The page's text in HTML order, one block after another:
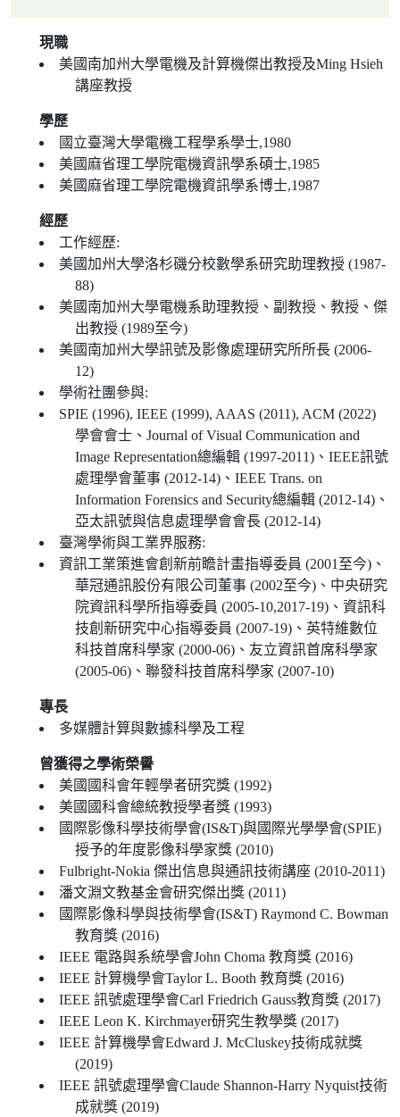
現職
美國南加州大學電機及計算機傑出教授及Ming Hsieh
講座教授
學歷
國立臺灣大學電機工程學系學士,1980
美國麻省理工學院電機資訊學系碩士,1985
美國麻省理工學院電機資訊學系博士,1987
經歷
工作經歷:
美國加州大學洛杉磯分校數學系研究助理教授 (1987-
88)
美國南加州大學電機系助理教授、副教授、教授、傑
出教授 (1989至今)
美國南加州大學訊號及影像處理研究所所長 (2006-
12)
學術社團參與:
SPIE (1996), IEEE (1999), AAAS (2011), ACM (2022)
學會會士、Journal of Visual Communication and
Image Representation總編輯 (1997-2011)、IEEE訊號
處理學會董事 (2012-14)、IEEE Trans. on
Information Forensics and Security總編輯 (2012-14)、
亞太訊號與信息處理學會會長 (2012-14)
臺灣學術與工業界服務:
資訊工業策進會創新前瞻計畫指導委員 (2001至今)、
華冠通訊股份有限公司董事 (2002至今)、中央研究
院資訊科學所指導委員 (2005-10,2017-19)、資訊科
技創新研究中心指導委員 (2007-19)、英特維數位
科技首席科學家 (2000-06)、友立資訊首席科學家
(2005-06)、聯發科技首席科學家 (2007-10)
專長
多媒體計算與數據科學及工程
曾獲得之學術榮譽
美國國科會年輕學者研究獎 (1992)
美國國科會總統教授學者獎 (1993)
國際影像科學技術學會(IS&T)與國際光學學會(SPIE)
授予的年度影像科學家獎 (2010)
Fulbright-Nokia 傑出信息與通訊技術講座 (2010-2011)
潘文淵文教基金會研究傑出獎 (2011)
國際影像科學與技術學會(IS&T) Raymond C. Bowman
教育獎 (2016)
IEEE 電路與系統學會John Choma 教育獎 (2016)
IEEE 計算機學會Taylor L. Booth 教育獎 (2016)
IEEE 訊號處理學會Carl Friedrich Gauss教育獎 (2017)
IEEE Leon K. Kirchmayer研究生教學獎 (2017)
IEEE 計算機學會Edward J. McCluskey技術成就獎
(2019)
IEEE 訊號處理學會Claude Shannon-Harry Nyquist技術
成就獎 (2019)